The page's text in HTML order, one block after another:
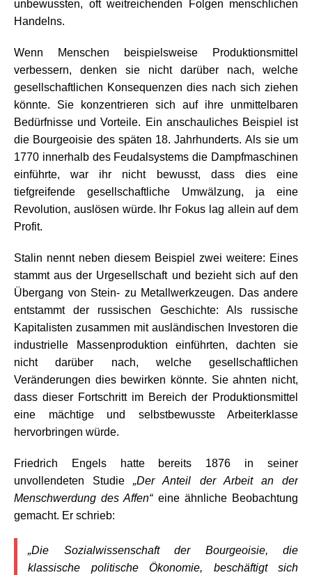
unbewussten, oft weitreichenden Folgen menschlichen
Handelns.
Wenn Menschen beispielsweise Produktionsmittel
verbessern, denken sie nicht darüber nach, welche
gesellschaftlichen Konsequenzen dies nach sich ziehen
könnte. Sie konzentrieren sich auf ihre unmittelbaren
Bedürfnisse und Vorteile. Ein anschauliches Beispiel ist
die Bourgeoisie des späten 18. Jahrhunderts. Als sie um
1770 innerhalb des Feudalsystems die Dampfmaschinen
einführte, war ihr nicht bewusst, dass dies eine
tiefgreifende gesellschaftliche Umwälzung, ja eine
Revolution, auslösen würde. Ihr Fokus lag allein auf dem
Profit.
Stalin nennt neben diesem Beispiel zwei weitere: Eines
stammt aus der Urgesellschaft und bezieht sich auf den
Übergang von Stein- zu Metallwerkzeugen. Das andere
entstammt der russischen Geschichte: Als russische
Kapitalisten zusammen mit ausländischen Investoren die
industrielle Massenproduktion einführten, dachten sie
nicht darüber nach, welche gesellschaftlichen
Veränderungen dies bewirken könnte. Sie ahnten nicht,
dass dieser Fortschritt im Bereich der Produktionsmittel
eine mächtige und selbstbewusste Arbeiterklasse
hervorbringen würde.
Friedrich Engels hatte bereits 1876 in seiner
unvollendeten Studie„Der Anteil der Arbeit an der
Menschwerdung des Affen“eine ähnliche Beobachtung
gemacht. Er schrieb:
„Die Sozialwissenschaft der Bourgeoisie, die
klassische politische Ökonomie, beschäftigt sich